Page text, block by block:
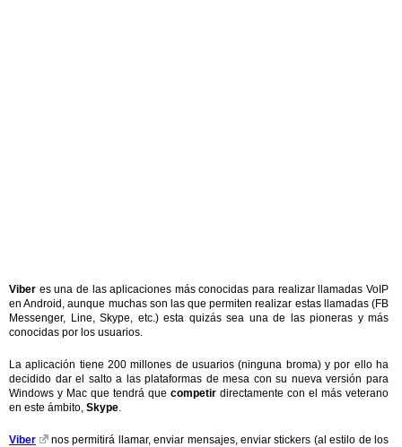
Viber es una de las aplicaciones más conocidas para realizar llamadas VoIP
en Android, aunque muchas son las que permiten realizar estas llamadas (FB
Messenger, Line, Skype, etc.) esta quizás sea una de las pioneras y más
conocidas por los usuarios.
La aplicación tiene 200 millones de usuarios (ninguna broma) y por ello ha
decidido dar el salto a las plataformas de mesa con su nueva versión para
Windows y Mac que tendrá que competir directamente con el más veterano
en este ámbito, Skype.
Viber
nos permitirá llamar, enviar mensajes, enviar stickers (al estilo de los